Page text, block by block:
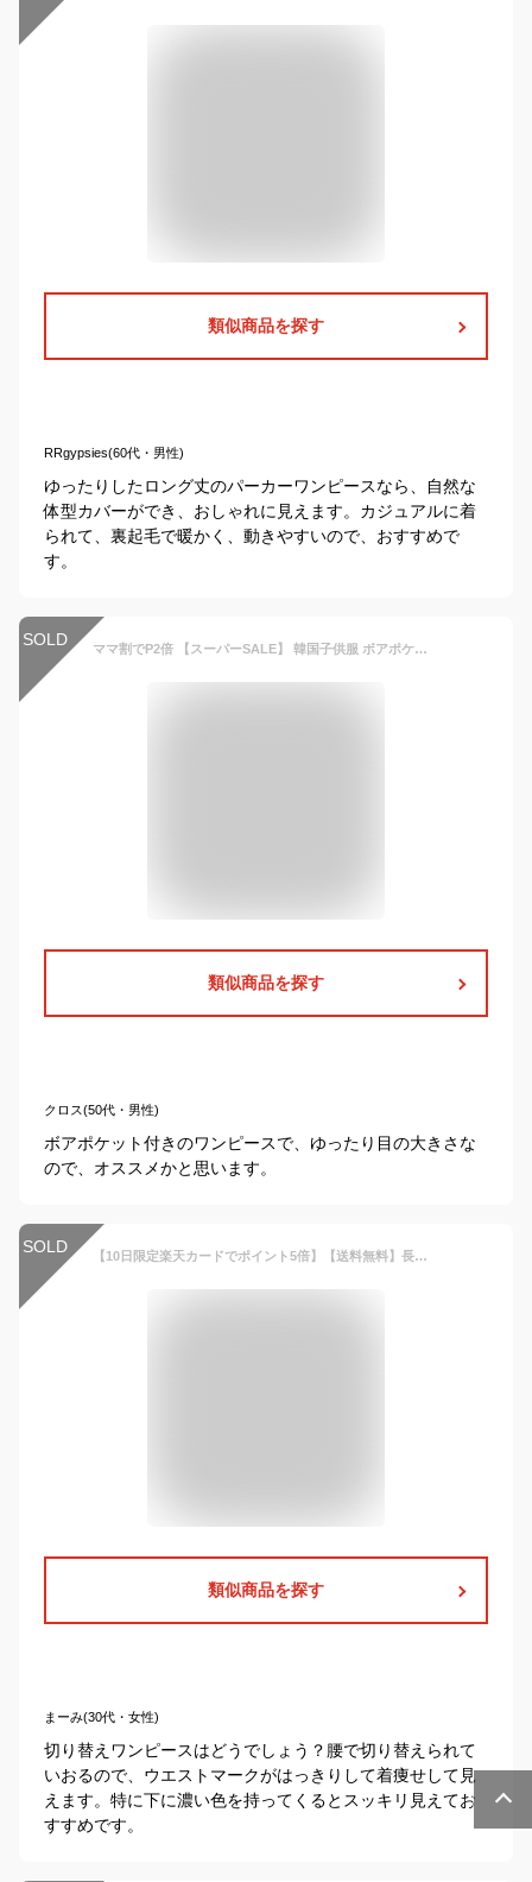
類似商品を探す
RRgypsies(60代・男性)
ゆったりしたロング丈のパーカーワンピースなら、自然な
体型カバーができ、おしゃれに見えます。カジュアルに着
られて、裏起毛で暖かく、動きやすいので、おすすめで
す。
SOLD ママ割でP2倍 【スーパーSALE】 韓国子供服 ボアポケット付きドット総柄長袖ワンピース ナチュラル 韓国 子供服 女の子 ワンピース 韓国ファッション 冬 キッズ 韓国 ファッション ワンピース one piece 90cm 100cm 110cm 120cm 130cm 140cm 韓国子供服のマリンキャッスル
類似商品を探す
クロス(50代・男性)
ボアポケット付きのワンピースで、ゆったり目の大きさな
ので、オススメかと思います。
SOLD 【10日限定楽天カードでポイント5倍】【送料無料】長袖ワンピース 子供服 女の子 レイヤード風 ドッキング キッズ Aimable エマーブル【ネコポス便OK】【秋冬新作】【2003】【C】
類似商品を探す
まーみ(30代・女性)
切り替えワンピースはどうでしょう？腰で切り替えられて
いおるので、ウエストマークがはっきりして着痩せして見
えます。特に下に濃い色を持ってくるとスッキリ見えてお
すすめです。